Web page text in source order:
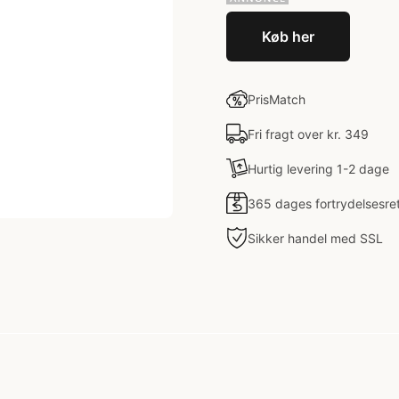
Køb her
PrisMatch
Fri fragt over kr. 349
Hurtig levering 1-2 dage
365 dages
Sikker handel med SSL